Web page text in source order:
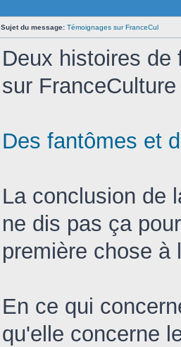
Sujet du message: Témoignages sur FranceCul
Deux histoires de
sur
Des fantômes et
La conclusion de
ne dis pas ça
première chose
En ce qui
qu'elle concerne